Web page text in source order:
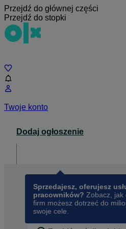
Przejdź do głównej części
Przejdź do stopki
Twoje konto
Dodaj ogłoszenie
Sprzedajesz, oferujesz
pracowników? Zobacz, jak
firm możesz dotrzeć do
swoje cele.